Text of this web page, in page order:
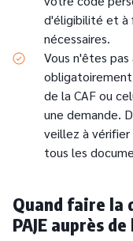
d'éligibilité et à
nécessaires.
Vous n'êtes
de la CAF ou
une demande.
veillez à
tous les
Quand faire la
PAJE auprès de